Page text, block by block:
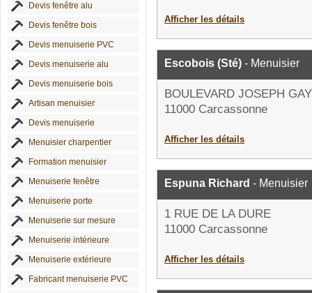
Devis fenêtre alu
Devis fenêtre bois
Devis menuiserie PVC
Devis menuiserie alu
Devis menuiserie bois
Artisan menuisier
Devis menuiserie
Menuisier charpentier
Formation menuisier
Menuiserie fenêtre
Menuiserie porte
Menuiserie sur mesure
Menuiserie intérieure
Menuiserie extérieure
Fabricant menuiserie PVC
Afficher les détails
Escobois (Sté) - Menuisier
BOULEVARD JOSEPH
11000 Carcassonne
Afficher les détails
Espuna Richard - Menuisier
1 RUE DE LA DURE
11000 Carcassonne
Afficher les détails